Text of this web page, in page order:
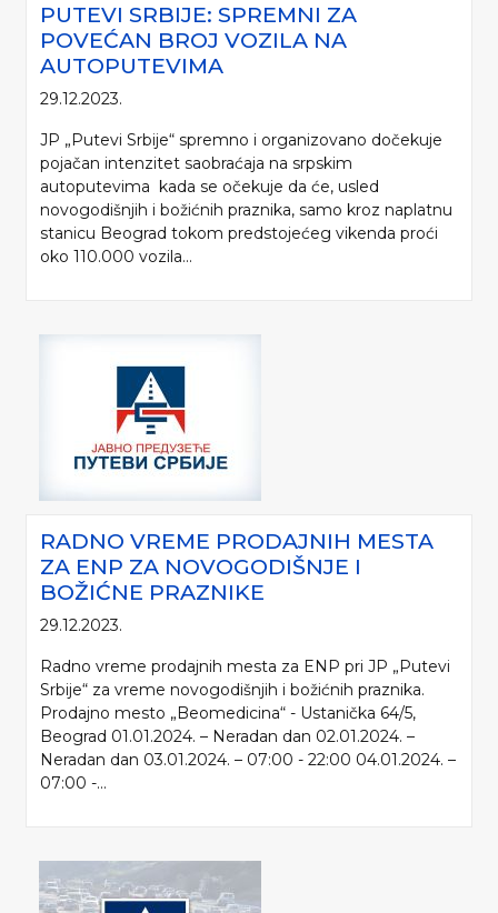
PUTEVI SRBIJE: SPREMNI ZA
POVEĆAN BROJ VOZILA NA
AUTOPUTEVIMA
29.12.2023.
JP „Putevi Srbije“ spremno i organizovano dočekuje
pojačan intenzitet saobraćaja na srpskim
autoputevima kada se očekuje da će, usled
novogodišnjih i božićnih praznika, samo kroz naplatnu
stanicu Beograd tokom predstojećeg vikenda proći
oko 110.000 vozila...
RADNO VREME PRODAJNIH MESTA
ZA ENP ZA NOVOGODIŠNJE I
BOŽIĆNE PRAZNIKE
29.12.2023.
Radno vreme prodajnih mesta za ENP pri JP „Putevi
Srbije“ za vreme novogodišnjih i božićnih praznika.
Prodajno mesto „Beomedicina“ - Ustanička 64/5,
Beograd 01.01.2024. – Neradan dan 02.01.2024. –
Neradan dan 03.01.2024. – 07:00 - 22:00 04.01.2024. –
07:00 -...